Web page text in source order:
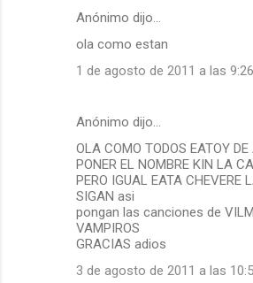
Anónimo dijo…
ola como estan
1 de agosto de 2011 a las
Anónimo dijo…
OLA COMO TODOS EATOY DE
PONER EL NOMBRE KIN LA
PERO IGUAL EATA CHEVERE
SIGAN asi
pongan las canciones de
VAMPIROS
GRACIAS adios
3 de agosto de 2011 a las